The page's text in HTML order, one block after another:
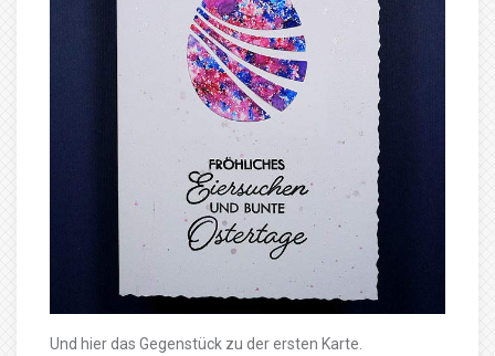
Und hier das Gegenstück zu der ersten Karte.